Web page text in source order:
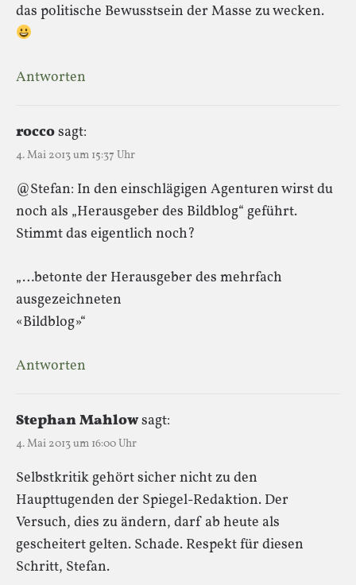
das politische Bewusstsein der Masse zu wecken.
Antworten
roccosagt:
4. Mai 2013 um 15:37 Uhr
@Stefan: In den einschlägigen Agenturen wirst du
noch als „Herausgeber des Bildblog“ geführt.
Stimmt das eigentlich noch?
„…betonte der Herausgeber des mehrfach
ausgezeichneten
«Bildblog»“
Antworten
Stephan Mahlowsagt:
4. Mai 2013 um 16:00 Uhr
Selbstkritik gehört sicher nicht zu den
Haupttugenden der Spiegel-Redaktion. Der
Versuch, dies zu ändern, darf ab heute als
gescheitert gelten. Schade. Respekt für diesen
Schritt, Stefan.